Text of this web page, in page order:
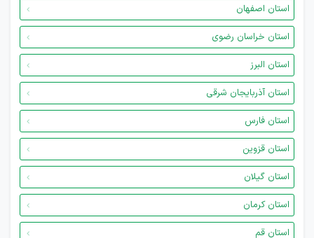
استان اصفهان
استان خراسان رضوی
استان البرز
استان آذربایجان شرقی
استان فارس
استان قزوین
استان گیلان
استان کرمان
استان قم